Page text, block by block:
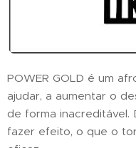
POWER GOLD é um
ajudar, a aumentar o
de forma inacreditável.
fazer efeito, o que o